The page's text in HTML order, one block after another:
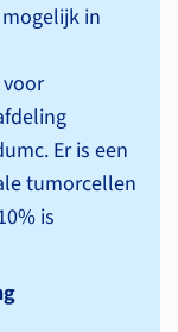
in
Er is een
tumorcellen
is